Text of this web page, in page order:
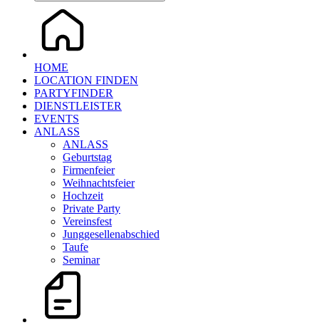
HOME
LOCATION FINDEN
PARTYFINDER
DIENSTLEISTER
EVENTS
ANLASS
ANLASS
Geburtstag
Firmenfeier
Weihnachtsfeier
Hochzeit
Private Party
Vereinsfest
Junggesellenabschied
Taufe
Seminar